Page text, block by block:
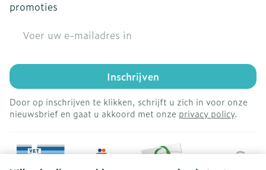
promoties
Inschrijven
Door op inschrijven te klikken, schrijft u zich in voor onze
nieuwsbrief en gaat u akkoord met onze privacy policy.